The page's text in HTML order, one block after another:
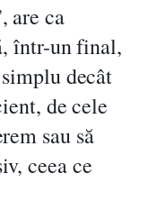
are ca
într-un final,
decât
de cele
sau să
ceea ce